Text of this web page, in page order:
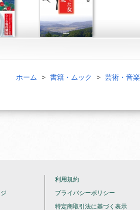
ホーム 書籍・ムック 芸術・音楽
利用規約
プライバシーポリシー
特定商取引法に基づく表示